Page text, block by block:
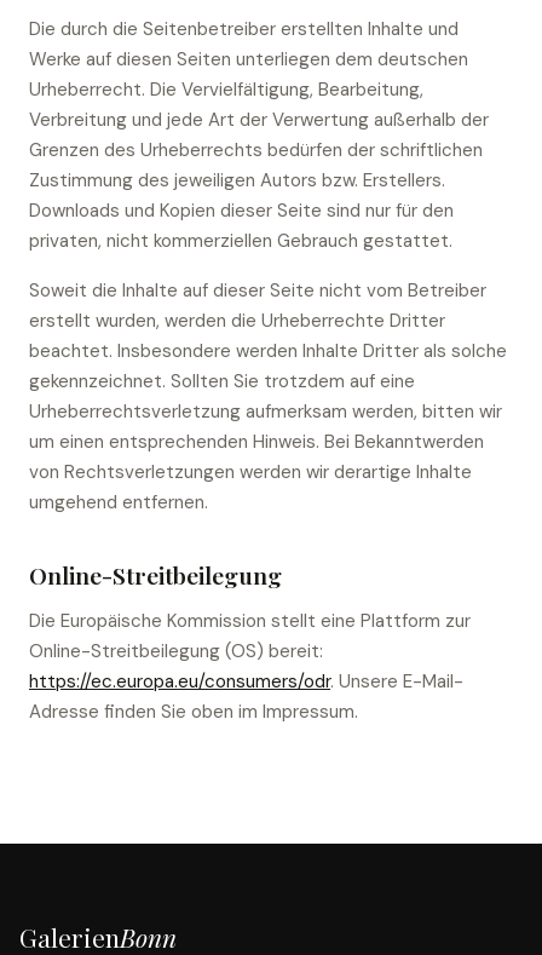
Die durch die Seitenbetreiber erstellten Inhalte und
Werke auf diesen Seiten unterliegen dem deutschen
Urheberrecht. Die Vervielfältigung, Bearbeitung,
Verbreitung und jede Art der Verwertung außerhalb der
Grenzen des Urheberrechts bedürfen der schriftlichen
Zustimmung des jeweiligen Autors bzw. Erstellers.
Downloads und Kopien dieser Seite sind nur für den
privaten, nicht kommerziellen Gebrauch gestattet.
Soweit die Inhalte auf dieser Seite nicht vom Betreiber
erstellt wurden, werden die Urheberrechte Dritter
beachtet. Insbesondere werden Inhalte Dritter als solche
gekennzeichnet. Sollten Sie trotzdem auf eine
Urheberrechtsverletzung aufmerksam werden, bitten wir
um einen entsprechenden Hinweis. Bei Bekanntwerden
von Rechtsverletzungen werden wir derartige Inhalte
umgehend entfernen.
Online-Streitbeilegung
Die Europäische Kommission stellt eine Plattform zur
Online-Streitbeilegung (OS) bereit:
https://ec.europa.eu/consumers/odr. Unsere E-Mail-
Adresse finden Sie oben im Impressum.
GalerienBonn